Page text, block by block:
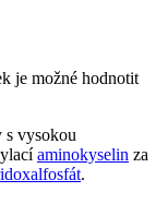
je možné hodnotit
s vysokou
aminokyselin za
.